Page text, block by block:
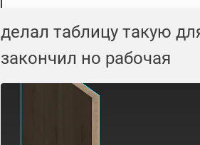
делал таблицу такую
закончил но рабочая